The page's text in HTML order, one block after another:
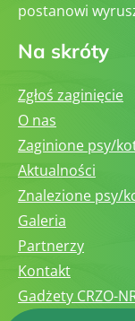
postanowi
Na skróty
Zgłoś zaginięcie
O nas
Zaginione psy/
Aktualności
Znalezione psy/
Galeria
Partnerzy
Kontakt
Gadżety CRZO-